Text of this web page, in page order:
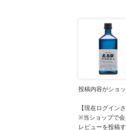
投稿内容がショ
【現在ログイン
※当ショップで会
レビューを投稿